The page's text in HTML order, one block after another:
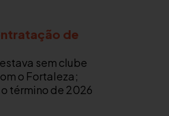
de
sem clube
o Fortaleza;
término de 2026